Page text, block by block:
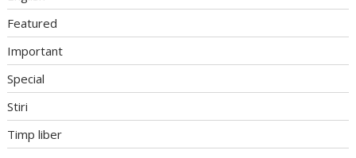
Featured
Important
Special
Stiri
Timp liber